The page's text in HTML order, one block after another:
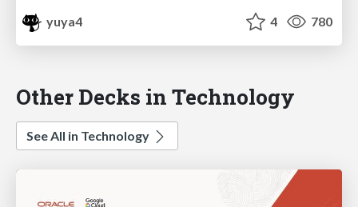
yuya4
4 780
Other Decks in Technology
See All in Technology